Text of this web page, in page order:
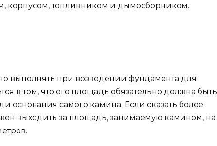
корпусом, топливником и дымосборником.
выполнять при возведении фундамента для
в том, что его площадь обязательно должна быть
основания самого камина. Если сказать более
выходить за площадь, занимаемую камином, на